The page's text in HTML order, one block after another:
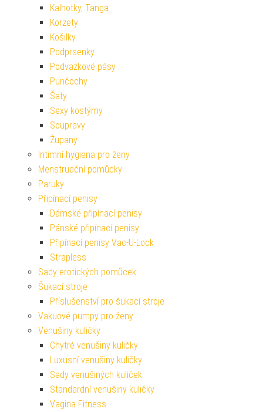
Kalhotky, Tanga
Korzety
Košilky
Podprsenky
Podvazkové pásy
Punčochy
Šaty
Sexy kostýmy
Soupravy
Župany
Intimní hygiena pro ženy
Menstruační pomůcky
Paruky
Připínací penisy
Dámské připínací penisy
Pánské připínací penisy
Připínací penisy Vac-U-Lock
Strapless
Sady erotických pomůcek
Šukací stroje
Příslušenství pro šukací stroje
Vakuové pumpy pro ženy
Venušiny kuličky
Chytré venušiny kuličky
Luxusní venušiny kuličky
Sady venušiných kuliček
Standardní venušiny kuličky
Vagina Fitness